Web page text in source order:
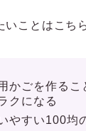
ことはこちら
かごを作るこ
クになる
やすい100均